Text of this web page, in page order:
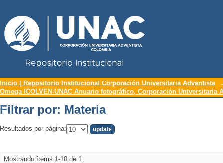
Filtrar por: Materia
Inicio | Repositorio Institucional Corporación Universitaria Adventista
Omega ICOLVEN-UNAC Anuario fotográfico, Corporación Universitaria
Filtrar por: Materia
Resultados por página:
Mostrando ítems 1-10 de 1